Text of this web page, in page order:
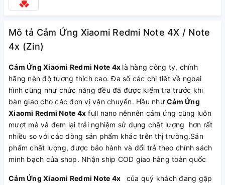
Mô tả Cảm Ứng Xiaomi Redmi Note 4X / Note
4x (Zin)
Cảm Ứng Xiaomi Redmi Note 4x là hàng công ty, chính
hãng nên độ tương thích cao. Đa số các chi tiết về ngoại
hình cũng như chức năng đều đã được kiểm tra trước khi
bàn giao cho các đơn vị vận chuyển. Hầu như Cảm Ứng
Xiaomi Redmi Note 4x full nano nênnên cảm ứng cũng luôn
mượt mà và đem lại trải nghiệm sử dụng chất lượng hơn rất
nhiều so với các dòng sản phẩm khác trên thị trường.Sản
phẩm chất lượng, được bảo hành và đổi trả theo chính sách
minh bạch của shop. Nhận ship COD giao hàng toàn quốc
Cảm Ứng Xiaomi Redmi Note 4x
của quý khách đang gặp